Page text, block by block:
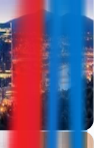
en Bilbao. Consultoría
que generan